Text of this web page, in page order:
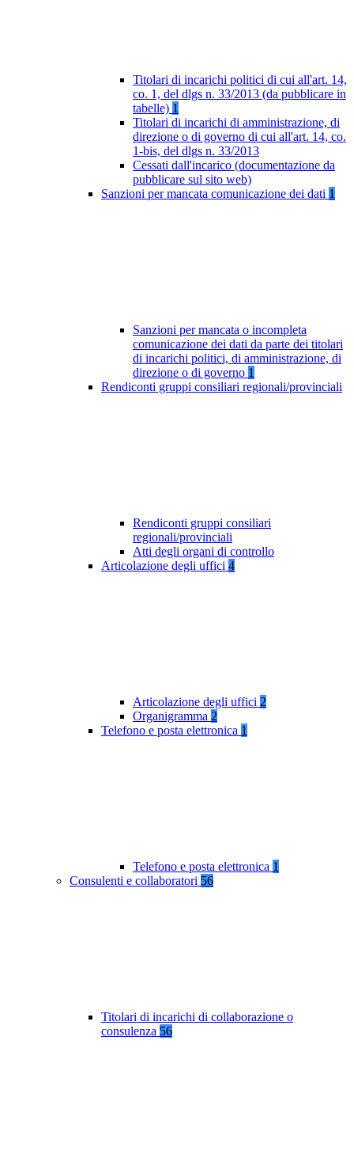
Titolari di incarichi politici di cui all'art. 14,
co. 1, del dlgs n. 33/2013 (da pubblicare in
tabelle) 1
Titolari di incarichi di amministrazione, di
direzione o di governo di cui all'art. 14, co.
1-bis, del dlgs n. 33/2013
Cessati dall'incarico (documentazione da
pubblicare sul sito web)
Sanzioni per mancata comunicazione dei dati 1
Sanzioni per mancata o incompleta
comunicazione dei dati da parte dei titolari
di incarichi politici, di amministrazione, di
direzione o di governo 1
Rendiconti gruppi consiliari regionali/provinciali
Rendiconti gruppi consiliari
regionali/provinciali
Atti degli organi di controllo
Articolazione degli uffici 4
Articolazione degli uffici 2
Organigramma 2
Telefono e posta elettronica 1
Telefono e posta elettronica 1
Consulenti e collaboratori 56
Titolari di incarichi di collaborazione o
consulenza 56